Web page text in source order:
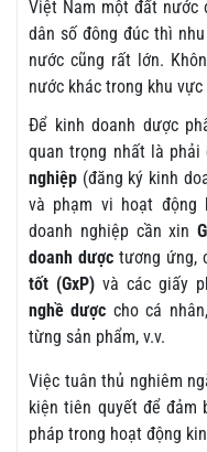
Việt Nam một đất nước
dân số đông đúc thì
nước cũng rất lớn.
nước khác trong khu
Để kinh doanh dược
quan trọng nhất là phải
nghiệp (đăng ký kinh
và phạm vi hoạt động
doanh nghiệp cần xin
doanh dượctương ứng,
tốt (GxP)và các giấy
nghề dược cho cá
từng sản phẩm, v.v.
Việc tuân thủ nghiêm
kiện tiên quyết để đảm
pháp trong hoạt động